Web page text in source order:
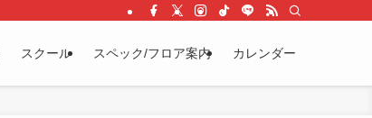
スクール スペック/フロア案内 カレンダー